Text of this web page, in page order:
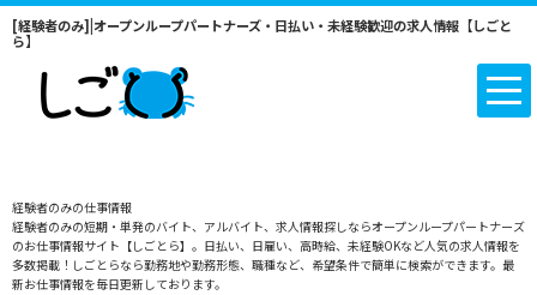
[経験者のみ]|オープンループパートナーズ・日払い・未経験歓迎の求人情報【しごと
ら】
経験者のみの仕事情報
経験者のみの短期・単発のバイト、アルバイト、求人情報探しならオープンループパートナーズ
のお仕事情報サイト【しごとら】。日払い、日雇い、高時給、未経験OKなど人気の求人情報を
多数掲載！しごとらなら勤務地や勤務形態、職種など、希望条件で簡単に検索ができます。最
新お仕事情報を毎日更新しております。